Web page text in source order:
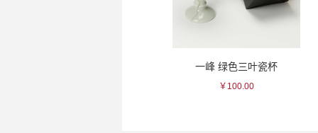
一峰 绿色三叶瓷杯
￥100.00